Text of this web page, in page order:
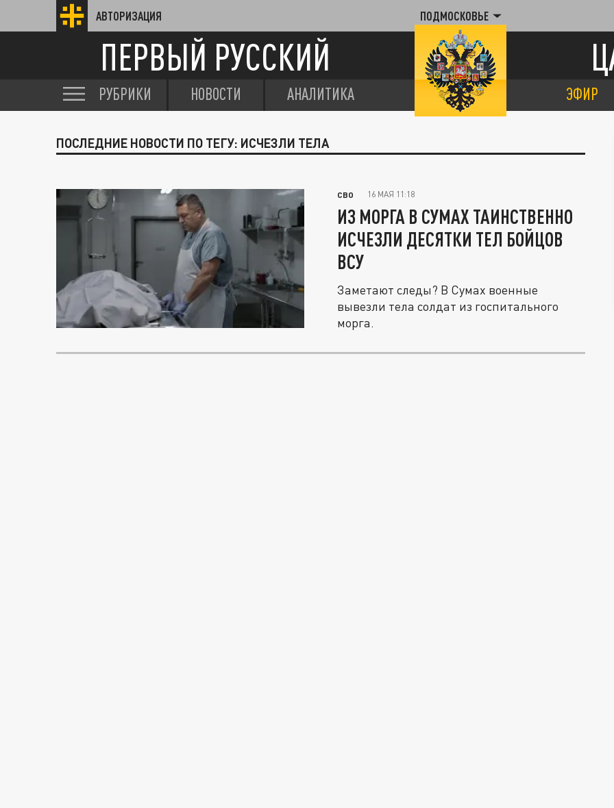
АВТОРИЗАЦИЯ ПОДМОСКОВЬЕ
ПЕРВЫЙ РУССКИЙ
РУБРИКИ НОВОСТИ АНАЛИТИКА ЭФИР
ПОСЛЕДНИЕ НОВОСТИ ПО ТЕГУ: ИСЧЕЗЛИ ТЕЛА
СВО 16 МАЯ 11:18
ИЗ МОРГА В СУМАХ ТАИНСТВЕННО
ИСЧЕЗЛИ ДЕСЯТКИ ТЕЛ БОЙЦОВ
ВСУ
Заметают следы? В Сумах военные
вывезли тела солдат из госпитального
морга.